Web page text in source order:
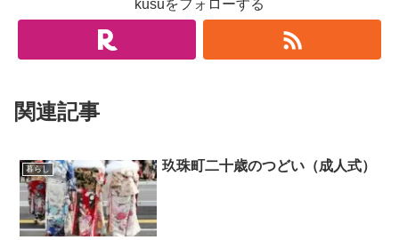
kusuをフォローする
関連記事
暮らし 玖珠町二十歳のつどい（成人式）